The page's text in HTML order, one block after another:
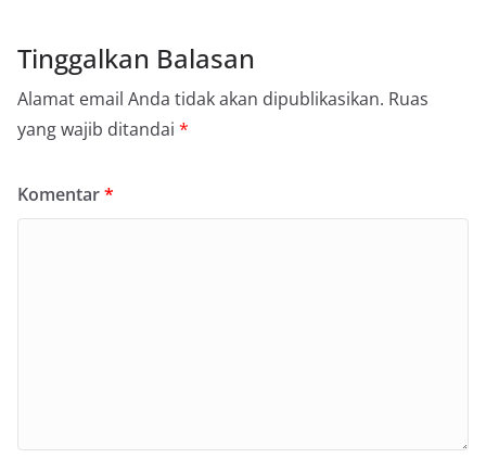
Tinggalkan Balasan
Alamat email Anda tidak akan dipublikasikan. Ruas
yang wajib ditandai *
Komentar*